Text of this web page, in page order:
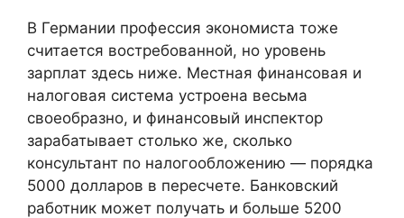
В Германии профессия экономиста тоже
считается востребованной, но уровень
зарплат здесь ниже. Местная финансовая и
налоговая система устроена весьма
своеобразно, и финансовый инспектор
зарабатывает столько же, сколько
консультант по налогообложению — порядка
5000 долларов в пересчете. Банковский
работник может получать и больше 5200